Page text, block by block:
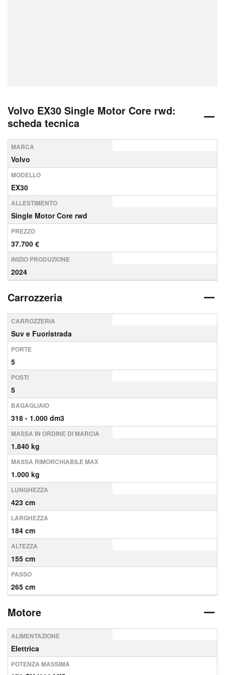
Volvo EX30 Single Motor Core rwd:
scheda tecnica
MARCA
Volvo
MODELLO
EX30
ALLESTIMENTO
Single Motor Core rwd
PREZZO
37.700 €
INIZIO PRODUZIONE
2024
Carrozzeria
CARROZZERIA
Suv e Fuoristrada
PORTE
5
POSTI
5
BAGAGLIAIO
318 - 1.000 dm3
MASSA IN ORDINE DI MARCIA
1.840 kg
MASSA RIMORCHIABILE MAX
1.000 kg
LUNGHEZZA
423 cm
LARGHEZZA
184 cm
ALTEZZA
155 cm
PASSO
265 cm
Motore
ALIMENTAZIONE
Elettrica
POTENZA MASSIMA